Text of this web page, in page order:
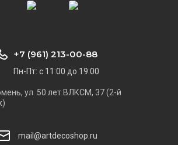
+7 (961) 213-00-88
Пн-Пт: с 11:00 до 19:00
ул. 50 лет ВЛКСМ, 37 (2-й
mail@artdecoshop.ru